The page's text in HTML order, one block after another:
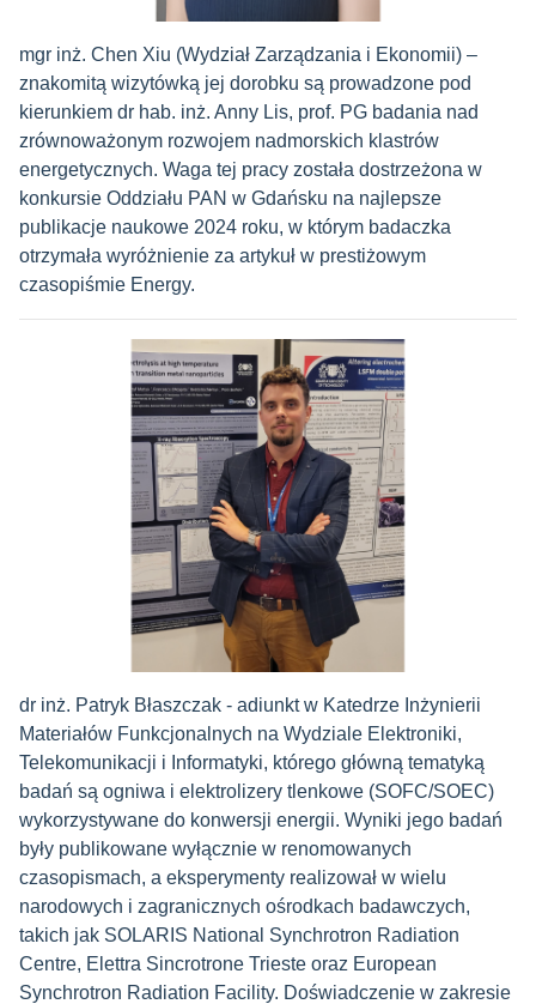
mgr inż. Chen Xiu (Wydział Zarządzania i Ekonomii) –
znakomitą wizytówką jej dorobku są prowadzone pod
kierunkiem dr hab. inż. Anny Lis, prof. PG badania nad
zrównoważonym rozwojem nadmorskich klastrów
energetycznych. Waga tej pracy została dostrzeżona w
konkursie Oddziału PAN w Gdańsku na najlepsze
publikacje naukowe 2024 roku, w którym badaczka
otrzymała wyróżnienie za artykuł w prestiżowym
czasopiśmie Energy.
dr inż. Patryk Błaszczak - adiunkt w Katedrze Inżynierii
Materiałów Funkcjonalnych na Wydziale Elektroniki,
Telekomunikacji i Informatyki, którego główną tematyką
badań są ogniwa i elektrolizery tlenkowe (SOFC/SOEC)
wykorzystywane do konwersji energii. Wyniki jego badań
były publikowane wyłącznie w renomowanych
czasopismach, a eksperymenty realizował w wielu
narodowych i zagranicznych ośrodkach badawczych,
takich jak SOLARIS National Synchrotron Radiation
Centre, Elettra Sincrotrone Trieste oraz European
Synchrotron Radiation Facility. Doświadczenie w zakresie